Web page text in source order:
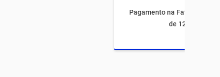
Pagamento na Fatura com
de 12 meses